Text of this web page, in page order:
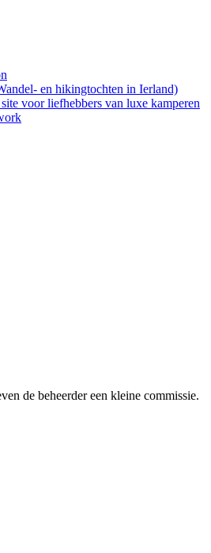
en hikingtochten in Ierland)
voor liefhebbers van luxe kamperen
de beheerder een kleine commissie.